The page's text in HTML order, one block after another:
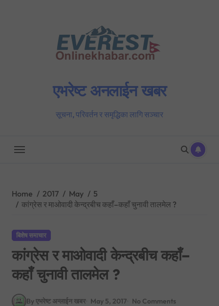
एभरेष्ट अनलाईन खबर
सूचना, परिवर्तन र समृद्धिका लागि सञ्चार
Home 2017 May
5
कांग्रेस र माओवादी केन्द्रबीच कहाँ–कहाँ चुनावी तालमेल ?
बिशेष समाचार
कांग्रेस र माओवादी केन्द्रबीच कहाँ–
कहाँ चुनावी तालमेल ?
By एभरेष्ट अन्लाईन खबर May 5, 2017 No Comments